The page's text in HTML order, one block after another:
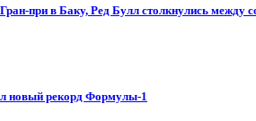
при в Баку, Ред Булл столкнулись между
новый рекорд Формулы-1